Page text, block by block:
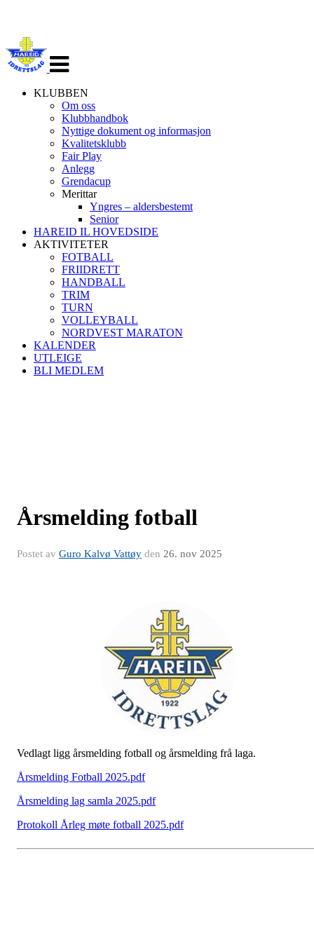
navigasjon
KLUBBEN
Om oss
Klubbhandbok
Nyttige dokument og informasjon
Kvalitetsklubb
Fair Play
Anlegg
Grendacup
Merittar
Yngres – aldersbestemt
Senior
HAREID IL HOVEDSIDE
AKTIVITETER
FOTBALL
FRIIDRETT
HANDBALL
TRIM
TURN
VOLLEYBALL
NORDVEST MARATON
KALENDER
UTLEIGE
BLI MEDLEM
Årsmelding fotball
Postet av Guro Kalvø Vattøy den 26. nov 2025
Vedlagt ligg årsmelding fotball og årsmelding frå laga.
Årsmelding Fotball 2025.pdf
Årsmelding lag samla 2025.pdf
Protokoll Årleg møte fotball 2025.pdf